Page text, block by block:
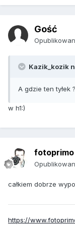
Gość
Kazik_kozik
A gdzie ten tyłek
w h1:)
fotoprimo
całkiem dobrze
https://